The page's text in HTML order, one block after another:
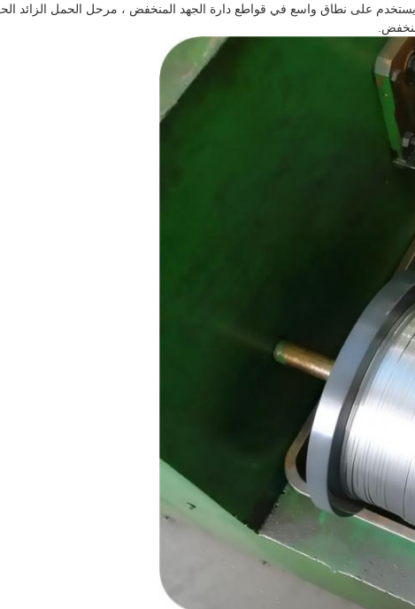
يستخدم على نطاق واسع في قواطع دارة الجهد المنخفض ، مرحل الحمل الزائد